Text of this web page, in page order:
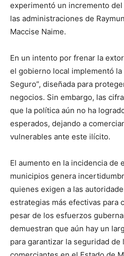
experimentó un incremento
las administraciones de
Maccise Naime.
En un intento por frenar la
el gobierno local implementó
Seguro”, diseñada para
negocios. Sin embargo, las
que la política aún no ha
esperados, dejando a
vulnerables ante este ilícito.
El aumento en la incidencia de
municipios genera
quienes exigen a las
estrategias más efectivas para
pesar de los esfuerzos
demuestran que aún hay un
para garantizar la seguridad de